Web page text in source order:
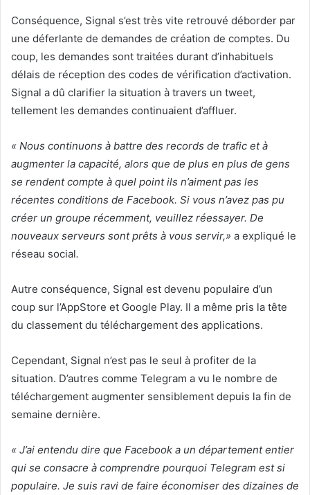
Conséquence, Signal s’est très vite retrouvé déborder par
une déferlante de demandes de création de comptes. Du
coup, les demandes sont traitées durant d’inhabituels
délais de réception des codes de vérification d’activation.
Signal a dû clarifier la situation à travers un tweet,
tellement les demandes continuaient d’affluer.
« Nous continuons à battre des records de trafic et à
augmenter la capacité, alors que de plus en plus de gens
se rendent compte à quel point ils n’aiment pas les
récentes conditions de Facebook. Si vous n’avez pas pu
créer un groupe récemment, veuillez réessayer. De
nouveaux serveurs sont prêts à vous servir,» a expliqué le
réseau social.
Autre conséquence, Signal est devenu populaire d’un
coup sur l’AppStore et Google Play. Il a même pris la tête
du classement du téléchargement des applications.
Cependant, Signal n’est pas le seul à profiter de la
situation. D’autres comme Telegram a vu le nombre de
téléchargement augmenter sensiblement depuis la fin de
semaine dernière.
« J’ai entendu dire que Facebook a un département entier
qui se consacre à comprendre pourquoi Telegram est si
populaire. Je suis ravi de faire économiser des dizaines de